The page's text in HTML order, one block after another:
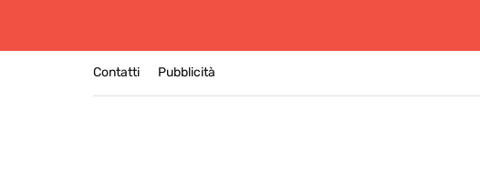
Contatti Pubblicità